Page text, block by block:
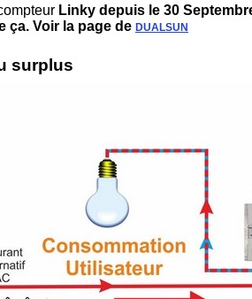
Linky depuis le 30
ça. Voir la page de DUALSUN
surplus